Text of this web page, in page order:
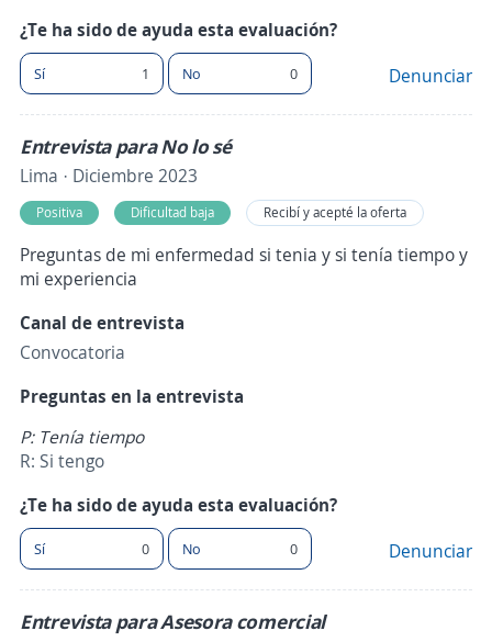
¿Te ha sido de ayuda esta evaluación?
Sí 1 No 0 Denunciar
Entrevista para No lo sé
Lima · Diciembre 2023
Positiva Dificultad baja Recibí y acepté la oferta
Preguntas de mi enfermedad si tenia y si tenía tiempo y
mi experiencia
Canal de entrevista
Convocatoria
Preguntas en la entrevista
P: Tenía tiempo
R: Si tengo
¿Te ha sido de ayuda esta evaluación?
Sí 0 No 0 Denunciar
Entrevista para Asesora comercial